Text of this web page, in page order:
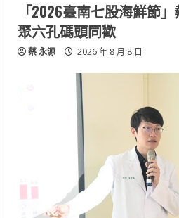
「2026臺南七股海鮮節
聚六孔碼頭同歡
蔡 永源 2026 年 8 月 8 日